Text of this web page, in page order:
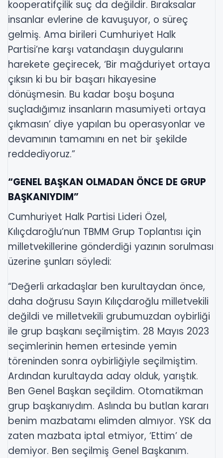
kooperatifçilik suç da değildir. Bıraksalar
insanlar evlerine de kavuşuyor, o süreç
gelmiş. Ama birileri Cumhuriyet Halk
Partisi’ne karşı vatandaşın duygularını
harekete geçirecek, ‘Bir mağduriyet ortaya
çıksın ki bu bir başarı hikayesine
dönüşmesin. Bu kadar boşu boşuna
suçladığımız insanların masumiyeti ortaya
çıkmasın’ diye yapılan bu operasyonlar ve
devamının tamamını en net bir şekilde
reddediyoruz.”
“GENEL BAŞKAN OLMADAN ÖNCE DE GRUP
BAŞKANIYDIM”
Cumhuriyet Halk Partisi Lideri Özel,
Kılıçdaroğlu’nun TBMM Grup Toplantısı için
milletvekillerine gönderdiği yazının sorulması
üzerine şunları söyledi:
“Değerli arkadaşlar ben kurultaydan önce,
daha doğrusu Sayın Kılıçdaroğlu milletvekili
değildi ve milletvekili grubumuzdan oybirliği
ile grup başkanı seçilmiştim. 28 Mayıs 2023
seçimlerinin hemen ertesinde yemin
töreninden sonra oybirliğiyle seçilmiştim.
Ardından kurultayda aday olduk, yarıştık.
Ben Genel Başkan seçildim. Otomatikman
grup başkanıydım. Aslında bu butlan kararı
benim mazbatamı elimden almıyor. YSK da
zaten mazbata iptal etmiyor, ‘Ettim’ de
demiyor. Ben seçilmiş Genel Başkanım.